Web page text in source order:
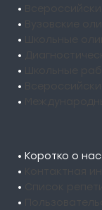
•
•
•
•
•
•
•
• Коротко о нас
•
•
•